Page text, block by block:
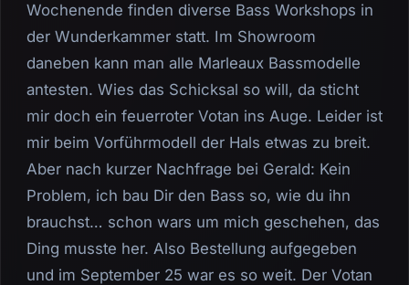
Wochenende finden diverse Bass Workshops in
der Wunderkammer statt. Im Showroom
daneben kann man alle Marleaux Bassmodelle
antesten. Wies das Schicksal so will, da sticht
mir doch ein feuerroter Votan ins Auge. Leider ist
mir beim Vorführmodell der Hals etwas zu breit.
Aber nach kurzer Nachfrage bei Gerald: Kein
Problem, ich bau Dir den Bass so, wie du ihn
brauchst… schon wars um mich geschehen, das
Ding musste her. Also Bestellung aufgegeben
und im September 25 war es so weit. Der Votan